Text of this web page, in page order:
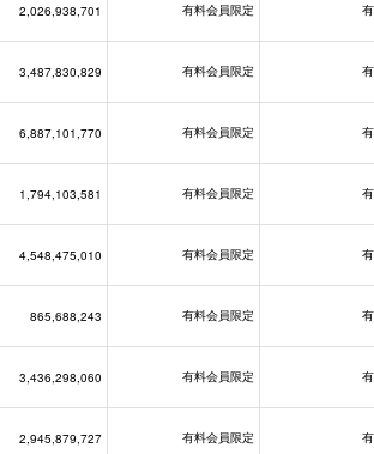
2,026,938,701 有料会員限定
3,487,830,829 有料会員限定
6,887,101,770 有料会員限定
1,794,103,581 有料会員限定
4,548,475,010 有料会員限定
865,688,243 有料会員限定
3,436,298,060 有料会員限定
2,945,879,727 有料会員限定